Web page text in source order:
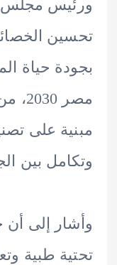
مجلس
الخصائص
حياة
مصر 2030، من
على تصنيف
بين الجهات
إلى أن جامعة
طبية